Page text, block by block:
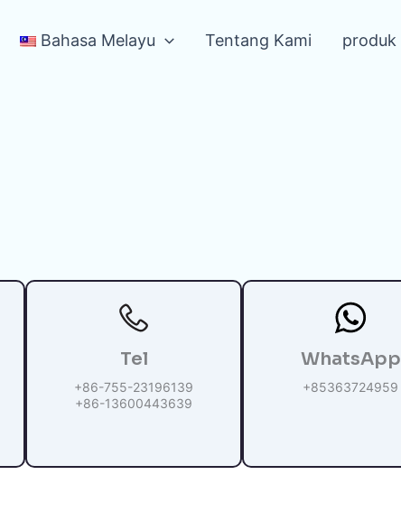
Bahasa Melayu Tentang Kami produk
Tel
+86-755-23196139
+86-13600443639
WhatsApp
+85363724959